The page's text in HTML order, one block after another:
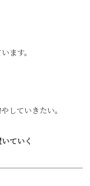
ます。
していきたい。
ていく